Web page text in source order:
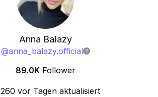
Anna Bałazy
@anna_balazy.official
89.0K Follower
260 vor Tagen aktualisiert